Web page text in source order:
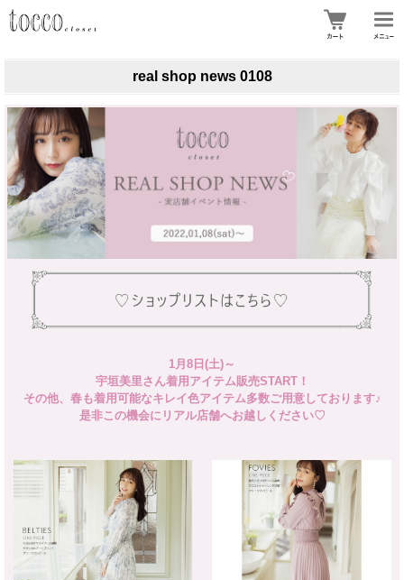
real shop news 0108
1月8日(土)～
宇垣美里さん着用アイテム販売START！
その他、春も着用可能なキレイ色アイテム多数ご用意しております♪
是非この機会にリアル店舗へお越しください♡